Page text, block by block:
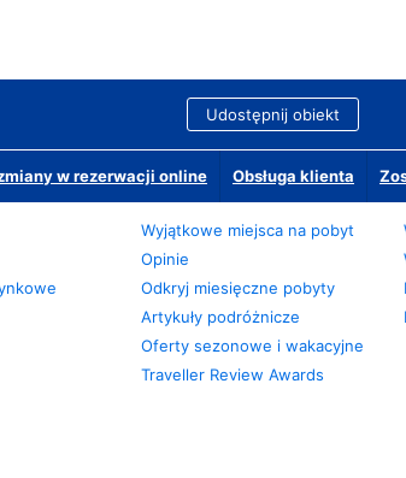
Udostępnij obiekt
w rezerwacji online Obsługa klienta
Wyjątkowe miejsca na pobyt
Opinie
Odkryj miesięczne pobyty
Artykuły podróżnicze
Oferty sezonowe i wakacyjne
Traveller Review Awards